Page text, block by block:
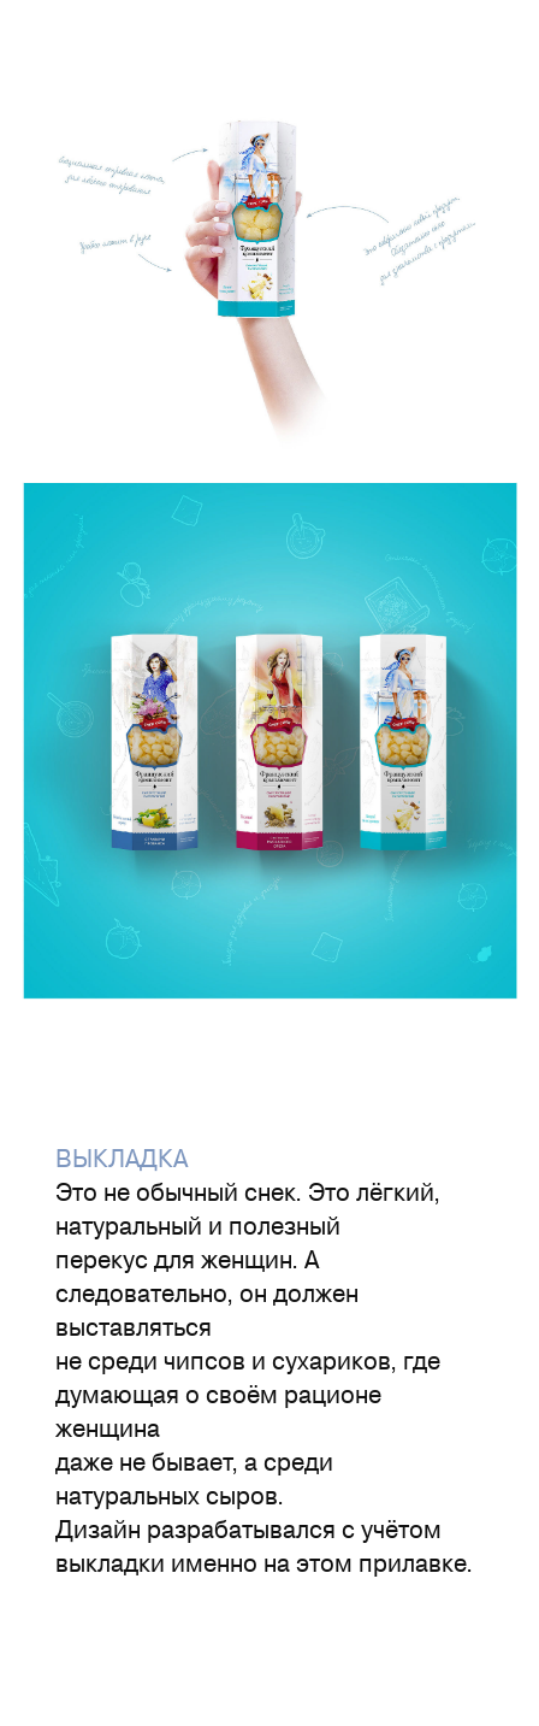
ВЫКЛАДКА
Это не обычный снек. Это лёгкий,
натуральный и полезный
перекус для женщин. А
следовательно, он должен
выставляться
не среди чипсов и сухариков, где
думающая о своём рационе
женщина
даже не бывает, а среди
натуральных сыров.
Дизайн разрабатывался с учётом
выкладки именно на этом прилавке.